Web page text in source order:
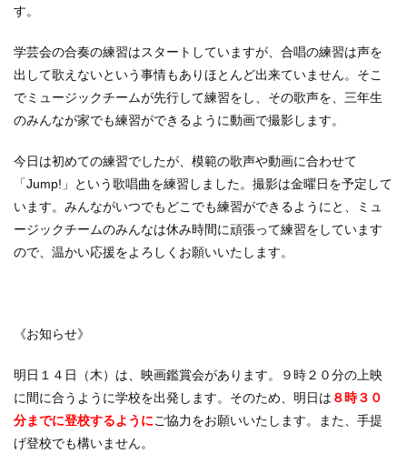
す。
学芸会の合奏の練習はスタートしていますが、合唱の練習は声を
出して歌えないという事情もありほとんど出来ていません。そこ
でミュージックチームが先行して練習をし、その歌声を、三年生
のみんなが家でも練習ができるように動画で撮影します。
今日は初めての練習でしたが、模範の歌声や動画に合わせて
「Jump!」という歌唱曲を練習しました。撮影は金曜日を予定して
います。みんながいつでもどこでも練習ができるようにと、ミュ
ージックチームのみんなは休み時間に頑張って練習をしています
ので、温かい応援をよろしくお願いいたします。
《お知らせ》
明日１４日（木）は、映画鑑賞会があります。９時２０分の上映
に間に合うように学校を出発します。そのため、明日は ８時３０
分までに登校するようにご協力をお願いいたします。また、手提
げ登校でも構いません。